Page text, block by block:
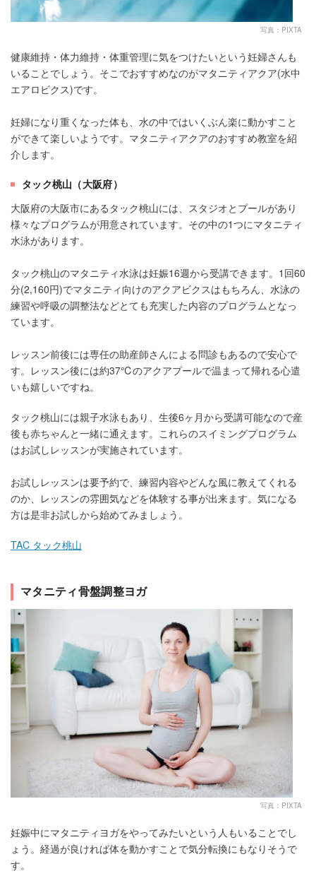
写真：PIXTA
健康維持・体力維持・体重管理に気をつけたいという妊婦さんも
いることでしょう。そこでおすすめなのがマタニティアクア(水中
エアロビクス)です。
妊婦になり重くなった体も、水の中ではいくぶん楽に動かすこと
ができて楽しいようです。マタニティアクアのおすすめ教室を紹
介します。
タック桃山（大阪府）
大阪府の大阪市にあるタック桃山には、スタジオとプールがあり
様々なプログラムが用意されています。その中の1つにマタニティ
水泳があります。
タック桃山のマタニティ水泳は妊娠16週から受講できます。1回60
分(2,160円)でマタニティ向けのアクアビクスはもちろん、水泳の
練習や呼吸の調整法などとても充実した内容のプログラムとなっ
ています。
レッスン前後には専任の助産師さんによる問診もあるので安心で
す。レッスン後には約37℃のアクアプールで温まって帰れる心遣
いも嬉しいですね。
タック桃山には親子水泳もあり、生後6ヶ月から受講可能なので産
後も赤ちゃんと一緒に通えます。これらのスイミングプログラム
はお試しレッスンが実施されています。
お試しレッスンは要予約で、練習内容やどんな風に教えてくれる
のか、レッスンの雰囲気などを体験する事が出来ます。気になる
方は是非お試しから始めてみましょう。
TAC タック桃山
マタニティ骨盤調整ヨガ
写真：PIXTA
妊娠中にマタニティヨガをやってみたいという人もいることでし
ょう。経過が良ければ体を動かすことで気分転換にもなりそうで
す。